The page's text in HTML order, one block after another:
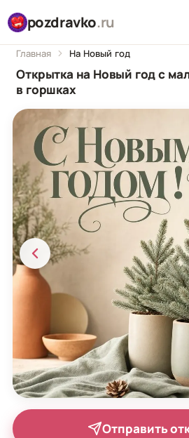
pozdravko.ru
Главная На Новый год
Открытка на Новый год с
в горшках
Отправить